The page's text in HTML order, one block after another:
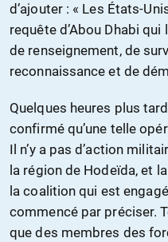
d’ajouter : « Les États-
requête d’Abou Dhabi
de renseignement, de
reconnaissance et de
Quelques heures plus
confirmé qu’une telle
Il n’y a pas d’action
la région de Hodeïda, et
la coalition qui est
commencé par préciser.
que des membres des